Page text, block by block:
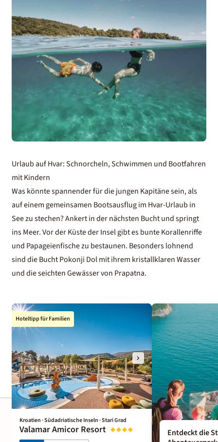
Urlaub auf Hvar: Schnorcheln, Schwimmen und Bootfahren
mit Kindern
Was könnte spannender für die jungen Kapitäne sein, als
auf einem gemeinsamen Bootsausflug im Hvar-Urlaub in
See zu stechen? Ankert in der nächsten Bucht und springt
ins Meer. Vor der Küste der Insel gibt es bunte Korallenriffe
und Papageienfische zu bestaunen. Besonders lohnend
sind die Bucht Pokonji Dol mit ihrem kristallklaren Wasser
und die seichten Gewässer von Prapatna.
Hoteltipp für Familien
Kroatien · Südadriatische Inseln · Stari Grad
Valamar Amicor Resort
Entdeckt die